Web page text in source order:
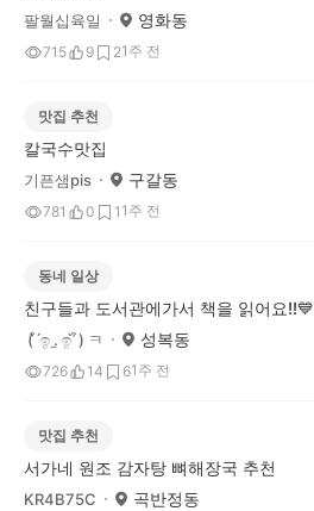
팔월십육일 영화동
715 9 21주 전
맛집 추천
칼국수맛집
기픈샘pis 구갈동
781 0 1 1주 전
동네 일상
친구들과 도서관에가서 책을 읽어요!!💙
( ͒ ́ඉ .̫ ඉ ̀ ͒) ㅋ 성복동
726 14 61주 전
맛집 추천
서가네 원조 감자탕 뼈해장국 추천
KR4B75C 곡반정동